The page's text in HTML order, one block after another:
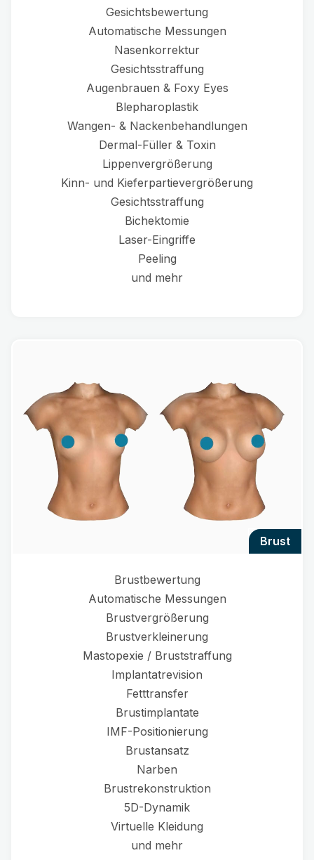
Gesichtsbewertung
Automatische Messungen
Nasenkorrektur
Gesichtsstraffung
Augenbrauen & Foxy Eyes
Blepharoplastik
Wangen- & Nackenbehandlungen
Dermal-Füller & Toxin
Lippenvergrößerung
Kinn- und Kieferpartievergrößerung
Gesichtsstraffung
Bichektomie
Laser-Eingriffe
Peeling
und mehr
brust
Brustbewertung
Automatische Messungen
Brustvergrößerung
Brustverkleinerung
Mastopexie / Bruststraffung
Implantatrevision
Fetttransfer
Brustimplantate
IMF-Positionierung
Brustansatz
Narben
Brustrekonstruktion
5D-Dynamik
Virtuelle Kleidung
und mehr